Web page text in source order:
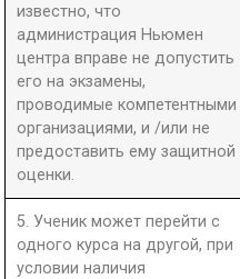
известно, что
администрация Ньюмен
центра вправе не допустить
его на экзамены,
проводимые компетентными
организациями, и /или не
предоставить ему защитной
оценки.
5. Ученик может перейти с
одного курса на другой, при
условии наличия